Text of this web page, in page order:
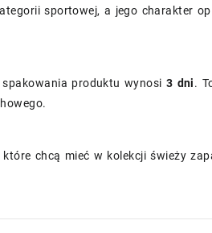
sportowej, a jego charakter
spakowania produktu wynosi 3 dni.
chcą mieć w kolekcji świeży